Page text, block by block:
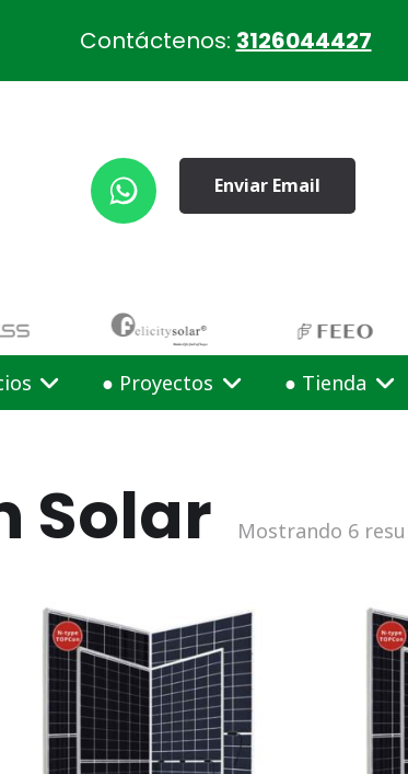
Enviar Email
● Proyectos ● Tienda
Solar Mostrando 6
Contáctenos: 3126044427